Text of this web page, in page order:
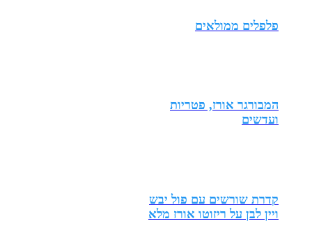
פלפלים ממולאים
המבורגר אורז, פטריות
ועדשים
קדרת שורשים עם פול יבש
ויין לבן על ריזוטו אורז מלא